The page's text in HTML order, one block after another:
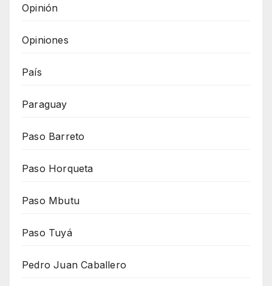
Opinión
Opiniones
País
Paraguay
Paso Barreto
Paso Horqueta
Paso Mbutu
Paso Tuyá
Pedro Juan Caballero